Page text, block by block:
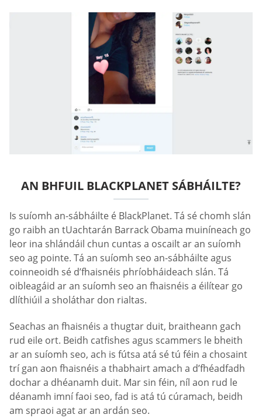
AN BHFUIL BLACKPLANET SÁBHÁILTE?
Is suíomh an-sábháilte é BlackPlanet. Tá sé chomh slán
go raibh an tUachtarán Barrack Obama muiníneach go
leor ina shlándáil chun cuntas a oscailt ar an suíomh
seo ag pointe. Tá an suíomh seo an-sábháilte agus
coinneoidh sé d’fhaisnéis phríobháideach slán. Tá
oibleagáid ar an suíomh seo an fhaisnéis a éilítear go
dlíthiúil a sholáthar don rialtas.
Seachas an fhaisnéis a thugtar duit, braitheann gach
rud eile ort. Beidh catfishes agus scammers le bheith
ar an suíomh seo, ach is fútsa atá sé tú féin a chosaint
trí gan aon fhaisnéis a thabhairt amach a d’fhéadfadh
dochar a dhéanamh duit. Mar sin féin, níl aon rud le
déanamh imní faoi seo, fad is atá tú cúramach, beidh
am spraoi agat ar an ardán seo.